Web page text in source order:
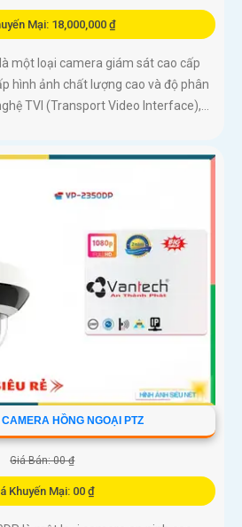
Mại: 18,000,000 ₫
một loại camera giám sát cao cấp
hình ảnh chất lượng cao và độ phân
TVI (Transport Video Interface),...
HỒNG NGOẠI PTZ
Giá Bán: 00 ₫
Khuyến Mại: 00 ₫